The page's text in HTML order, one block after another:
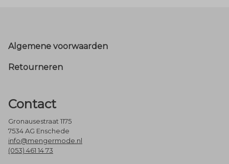
Footer
Algemene voorwaarden
Retourneren
Contact
Gronausestraat 1175
7534 AG Enschede
info@mengermode.nl
(053) 461 14 73